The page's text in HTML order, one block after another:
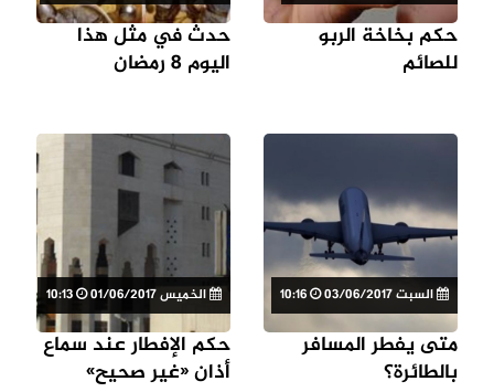
حكم بخاخة الربو
للصائم
حدث في مثل هذا
اليوم 8 رمضان
السبت 03/06/2017
متى يفطر المسافر
بالطائرة؟
الخميس 01/06/2017
حكم الإفطار عند سماع
أذان «غير صحيح»